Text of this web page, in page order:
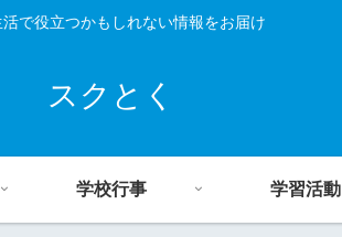
で役立つかもしれない情報をお届け
スクとく
学校行事 学習活動